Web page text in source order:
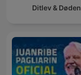
Ditlev & Døden